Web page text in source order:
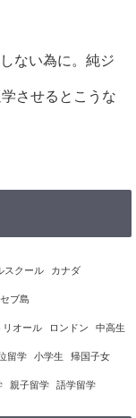
ない為に。純ジ
させるとこうな
スクール カナダ
ブ島
リオール ロンドン 中高生
留学 小学生 帰国子女
親子留学 語学留学